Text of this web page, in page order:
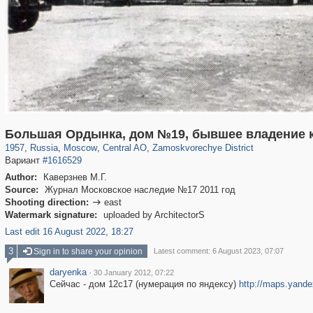
Большая Ордынка, дом №19, бывшее владение
1957, Russia
1,406,448 29,243
, Moscow
319,780 8,286
, Central AO
159,978 5,916
, Zamoskvorechye District
6,190 211
Вариант #1616529
Author:
Каверзнев М.Г.
Source:
Журнал Московское наследие №17 2011 год
Shooting direction:  east
Watermark signature:
uploaded by ArchitectorS
Last edit 16 August 2022, 18:27
3 Sign in to share your opinion Latest comment: 6 August 2023, 07:07
daryenka · 30 January 2012, 07:22
Сейчас - дом 12с17 (нумерация по яндексу) http://